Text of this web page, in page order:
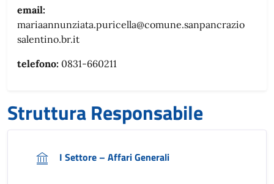
email:
mariaannunziata.puricella@comune.sanpancrazio
salentino.br.it
telefono: 0831-660211
Struttura Responsabile
I Settore – Affari Generali